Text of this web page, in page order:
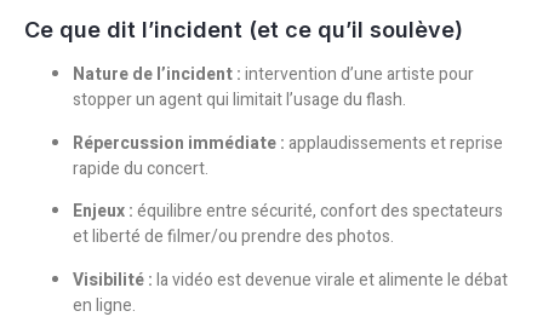
Ce que dit l’incident (et ce qu’il soulève)
Nature de l’incident :intervention d’une artiste pour
stopper un agent qui limitait l’usage du flash.
Répercussion immédiate :applaudissements et reprise
rapide du concert.
Enjeux :équilibre entre sécurité, confort des spectateurs
et liberté de filmer/ou prendre des photos.
Visibilité :la vidéo est devenue virale et alimente le débat
en ligne.